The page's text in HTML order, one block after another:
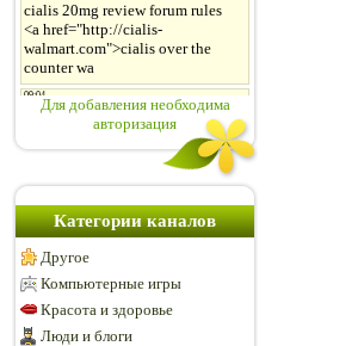
Для добавления необходима
авторизация
Категории каналов
Другое
Компьютерные игры
Красота и здоровье
Люди и блоги